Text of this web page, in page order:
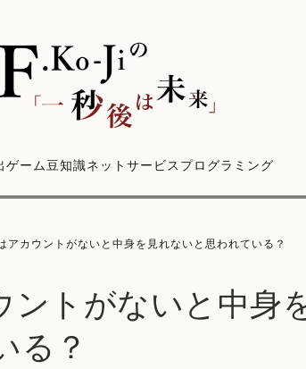
ゲーム豆知識ネットサービス プログラミング
カウントがないと中身を見れないと思われている？
ントがないと中身
る？